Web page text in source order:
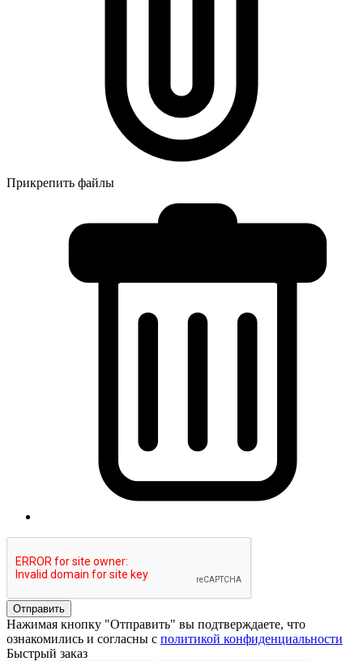
Прикрепить файлы
Отправить
Нажимая кнопку "Отправить" вы подтверждаете, что
ознакомились и согласны с политикой конфиденциальности
Быстрый заказ